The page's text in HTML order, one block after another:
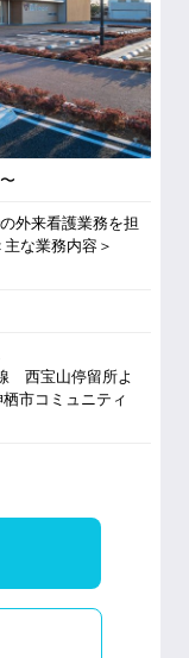
外来看護業務を担
な業務内容＞
西宝山停留所よ
市コミュニティ